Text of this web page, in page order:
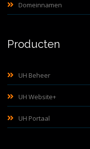
Domeinnamen
Producten
UH Beheer
UH Website+
UH Portaal